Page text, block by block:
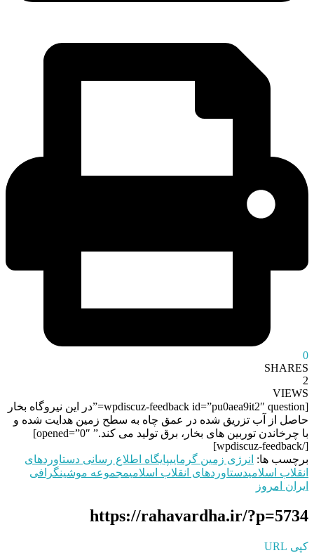
0
SHARES
2
VIEWS
[wpdiscuz-feedback id=”pu0aea9it2″ question=”در این نیروگاه بخار
حاصل از آب تزریق شده در عمق چاه به سطح زمین هدایت شده و
با چرخاندن توربین های بخار، برق تولید می کند.” opened=”0″]
[/wpdiscuz-feedback]
برچسب ها: انرژی زمین گرماییپایگاه اطلاع رسانی دستاوردهای
انقلاب اسلامیدستاوردهای انقلاب اسلامیمجموعه موشینگرافی
ایران امروز
https://rahavardha.ir/?p=5734
کپی URL